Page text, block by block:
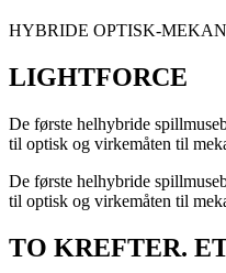
HYBRIDE OPTISK-
LIGHTFORCE
De første helhybride
til optisk og virkemåten til
De første helhybride
til optisk og virkemåten til
TO KREFTER.